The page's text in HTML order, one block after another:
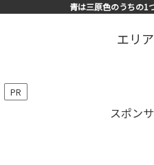
青は三原色のうちの1
エリ
PR
スポン